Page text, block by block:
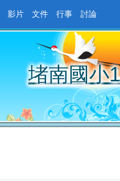
影片 文件 行事 討論
堵南國小